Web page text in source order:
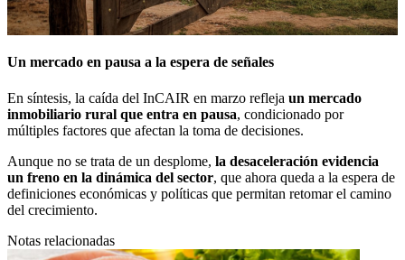
Un mercado en pausa a la espera de señales
En síntesis, la caída del InCAIR en marzo refleja un mercado
inmobiliario rural que entra en pausa, condicionado por
múltiples factores que afectan la toma de decisiones.
Aunque no se trata de un desplome, la desaceleración evidencia
un freno en la dinámica del sector, que ahora queda a la espera de
definiciones económicas y políticas que permitan retomar el camino
del crecimiento.
Notas relacionadas